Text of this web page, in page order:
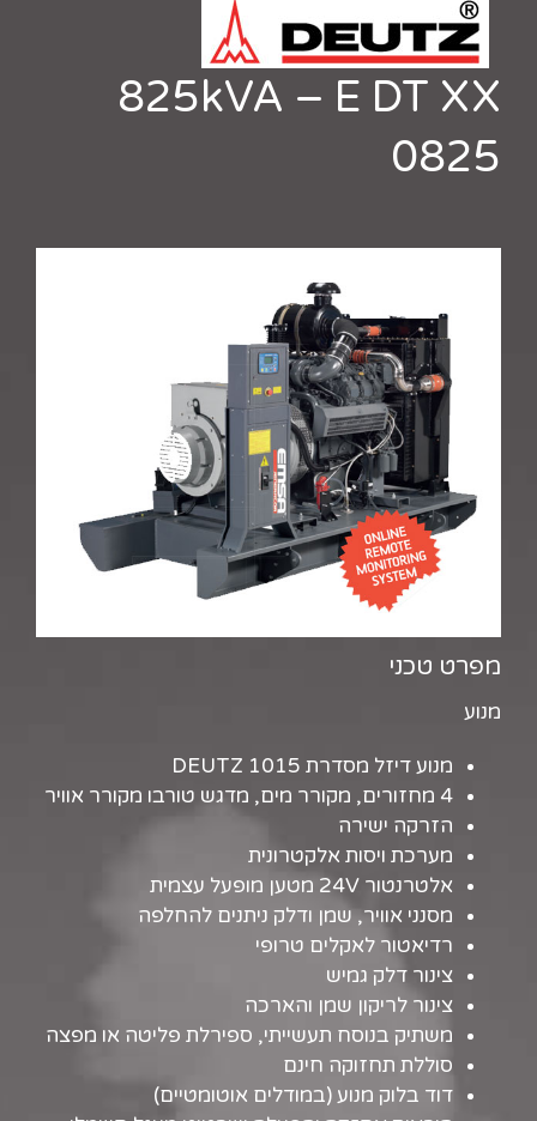
825kVA – E DT XX
0825
מפרט טכני
מנוע
מנוע דיזל מסדרת DEUTZ 1015
4 מחזורים, מקורר מים, מדגש טורבו מקורר אוויר
הזרקה ישירה
מערכת ויסות אלקטרונית
אלטרנטור 24V מטען מופעל עצמית
מסנני אוויר, שמן ודלק ניתנים להחלפה
רדיאטור לאקלים טרופי
צינור דלק גמיש
צינור לריקון שמן והארכה
משתיק בנוסח תעשייתי, ספירלת פליטה או מפצה
סוללת תחזוקה חינם
דוד בלוק מנוע (במודלים אוטומטיים)